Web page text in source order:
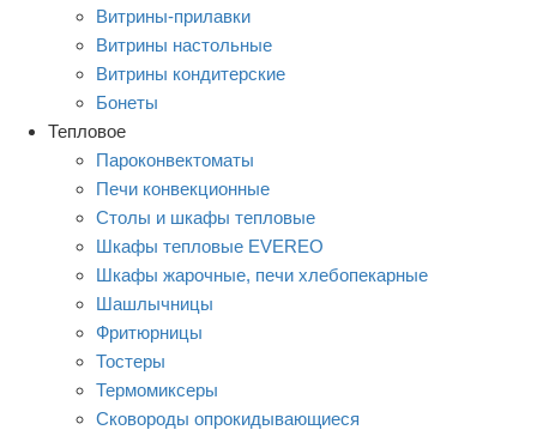
Витрины-прилавки
Витрины настольные
Витрины кондитерские
Бонеты
Тепловое
Пароконвектоматы
Печи конвекционные
Столы и шкафы тепловые
Шкафы тепловые EVEREO
Шкафы жарочные, печи хлебопекарные
Шашлычницы
Фритюрницы
Тостеры
Термомиксеры
Сковороды опрокидывающиеся